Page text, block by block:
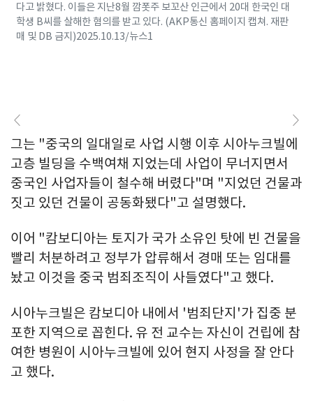
다고 밝혔다. 이들은 지난8월 깜폿주 보꼬산 인근에서 20대 한국인 대
학생 B씨를 살해한 혐의를 받고 있다. (AKP통신 홈페이지 캡쳐. 재판
매 및 DB 금지)2025.10.13/뉴스1
그는 "중국의 일대일로 사업 시행 이후 시아누크빌에
고층 빌딩을 수백여채 지었는데 사업이 무너지면서
중국인 사업자들이 철수해 버렸다"며 "지었던 건물과
짓고 있던 건물이 공동화됐다"고 설명했다.
이어 "캄보디아는 토지가 국가 소유인 탓에 빈 건물을
빨리 처분하려고 정부가 압류해서 경매 또는 임대를
놨고 이것을 중국 범죄조직이 사들였다"고 했다.
시아누크빌은 캄보디아 내에서 '범죄단지'가 집중 분
포한 지역으로 꼽힌다. 유 전 교수는 자신이 건립에 참
여한 병원이 시아누크빌에 있어 현지 사정을 잘 안다
고 했다.